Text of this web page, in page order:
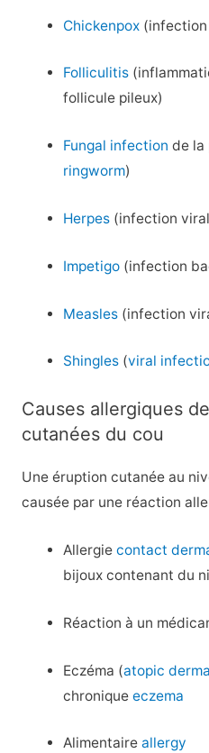
Chickenpox
Folliculitis
follicule pileux)
Fungal infection de la
ringworm)
Herpes (infection
Impetigo (infection
Measles (infection
Shingles (viral
Causes allergiques
cutanées du cou
Une éruption cutanée au
causée par une réaction
Allergiecontact
bijoux contenant du
Réaction à un
Eczéma (atopic
chroniqueeczema
Alimentaireallergy